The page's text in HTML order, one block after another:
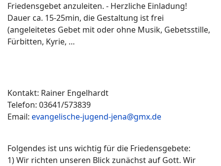
Friedensgebet anzuleiten. - Herzliche Einladung!
Dauer ca. 15-25min, die Gestaltung ist frei
(angeleitetes Gebet mit oder ohne Musik, Gebetsstille,
Fürbitten, Kyrie, …
Kontakt: Rainer Engelhardt
Telefon: 03641/573839
Email: evangelische-jugend-jena@gmx.de
Folgendes ist uns wichtig für die Friedensgebete:
1) Wir richten unseren Blick zunächst auf Gott. Wir